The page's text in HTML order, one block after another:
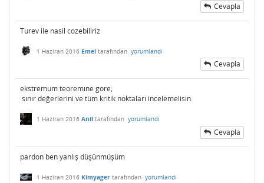
Cevapla
Turev ile nasil cozebiliriz
1 Haziran 2016 Emel tarafından yorumlandı
Cevapla
ekstremum teoremıne gore;
sınır değerlerini ve tüm kritik noktaları incelemelisin.
1 Haziran 2016 Anil tarafından yorumlandı
Cevapla
pardon ben yanlış düşünmüşüm
1 Haziran 2016 Kimyager tarafından yorumlandı